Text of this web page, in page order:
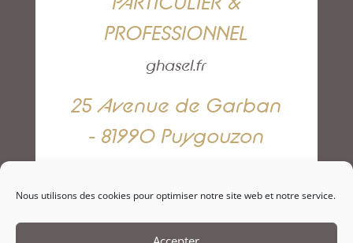
Nous utilisons des cookies pour optimiser notre site web et notre service.
PROFESSIONNEL
ghasel.fr
25 Avenue de Garban
- 81990 Puygouzon